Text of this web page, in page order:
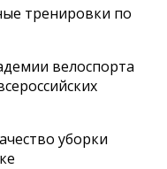
тренировки по
велоспорта
уборки